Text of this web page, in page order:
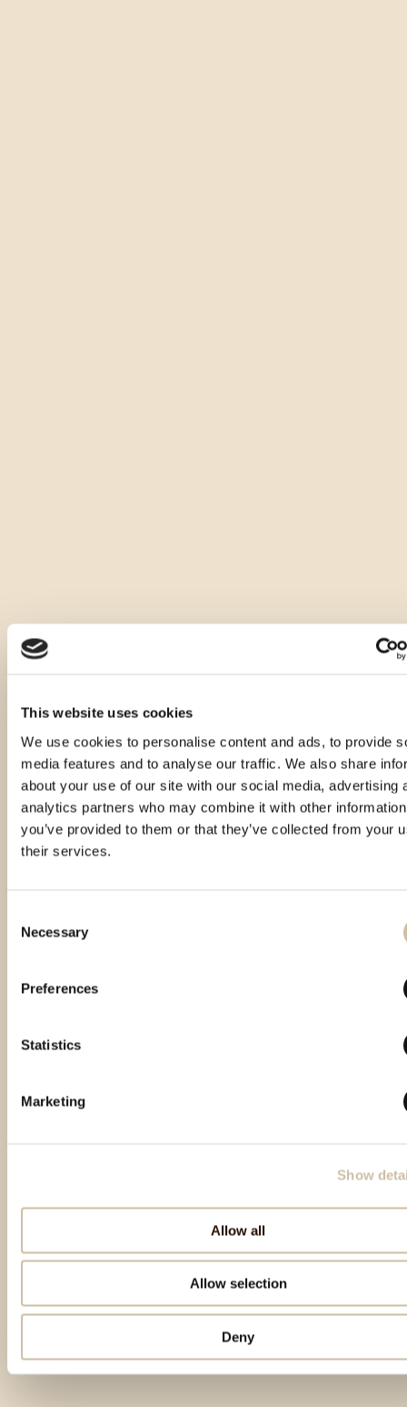
This website uses cookies
We use cookies to personalise content and ads, to provide
media features and to analyse our traffic. We also share
about your use of our site with our social media, advertising
analytics partners who may combine it with other
you’ve provided to them or that they’ve collected from your
their services.
Selection
Necessary
Preferences
Statistics
Marketing
Show
Allow all
Allow selection
Deny
Besondere Produkte